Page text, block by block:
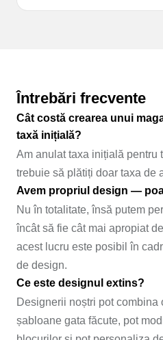
Întrebări frecvente
Cât costă crearea unui
taxă inițială?
Am anulat taxa inițială pentru
trebuie să plătiți doar taxa de
Avem propriul design —
Nu în totalitate, însă putem
încât să fie cât mai apropiat
acest lucru este posibil în
de design.
Ce este designul extins?
Designerii noștri pot
șabloane gata făcute, pot